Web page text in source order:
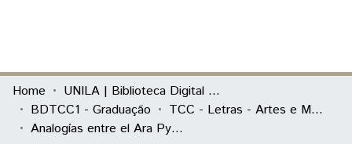
Communities & Collections
All of DSpace
Home
UNILA | Biblioteca Digital de Trabalhos de Conclusão de Curso
BDTCC1 - Graduação
TCC - Letras - Artes e Mediação Cultural
Analogías entre el Ara Pyau y la Primavera Occidental de la Escritura